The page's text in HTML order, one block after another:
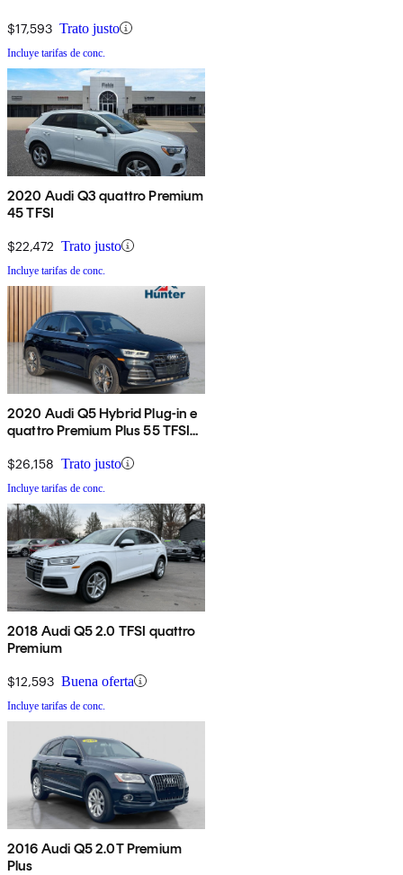
$17,593 Trato justo
Incluye tarifas de conc.
2020 Audi Q3 quattro Premium
45 TFSI
$22,472 Trato justo
Incluye tarifas de conc.
2020 Audi Q5 Hybrid Plug-in e
quattro Premium Plus 55 TFSI
$26,158 Trato justo
Incluye tarifas de conc.
2018 Audi Q5 2.0 TFSI quattro
Premium
$12,593 Buena oferta
Incluye tarifas de conc.
2016 Audi Q5 2.0T Premium
Plus